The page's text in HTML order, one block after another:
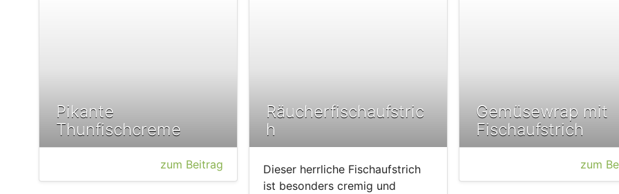
Pikante
Thunfischcreme
zum Beitrag
Räucherfischaufstric
h
Dieser herrliche Fischaufstrich
ist besonders cremig und
Gemüsewrap mit
Fischaufstrich
zum